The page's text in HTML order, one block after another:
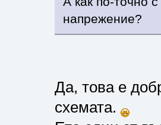
напрежение?
Да, това е
схемата.